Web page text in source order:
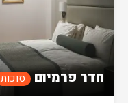
חדר פרמיום סוכות